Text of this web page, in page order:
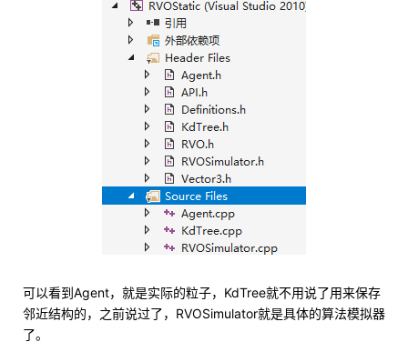
可以看到Agent，就是实际的粒子，KdTree就不用说了用来保存
邻近结构的，之前说过了，RVOSimulator就是具体的算法模拟器
了。